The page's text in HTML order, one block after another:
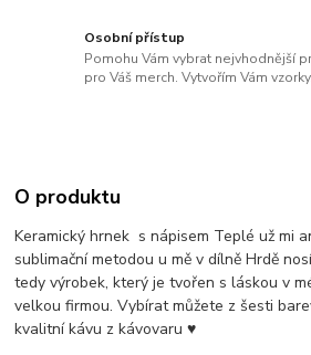
Osobní přístup
Pomohu Vám vybrat nejvhodnější
pro Váš merch. Vytvořím Vám vzorky.
O produktu
Keramický hrnek s nápisem Teplé už mi
sublimační metodou u mě v dílně Hrdě
tedy výrobek, který je tvořen s láskou v
velkou firmou. Vybírat můžete z šesti
kvalitní kávu z kávovaru ♥